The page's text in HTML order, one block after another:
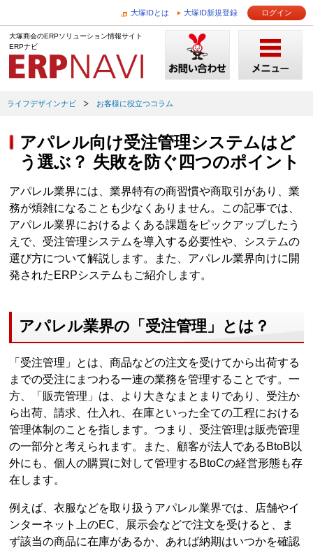
大塚IDとは 大塚ID新規登録 ログイン
大塚商会のERPソリューション情報サイト
ERPナビ
ライフデザインナビ お客様に役立つコラム
アパレル向け受注管理システムはど
う選ぶ？ 失敗を防ぐ四つのポイント
アパレル業界には、業界特有の商習慣や商取引があり、業
務が煩雑になることも少なくありません。この記事では、
アパレル業界におけるよくある課題をピックアップしたう
えで、受注管理システムを導入する必要性や、システムの
選び方について解説します。また、アパレル業界向けに開
発されたERPシステムもご紹介します。
アパレル業界の「受注管理」とは？
「受注管理」とは、商品などの注文を受けてから出荷する
までの受注にまつわる一連の業務を管理することです。一
方、「販売管理」は、より大きなまとまりであり、受注か
ら出荷、請求、仕入れ、在庫といった全ての工程における
管理体制のことを指します。つまり、受注管理は販売管理
の一部分と考えられます。また、顧客が法人であるBtoB以
外にも、個人の購買に対して管理するBtoCの経営形態も存
在します。
例えば、衣服などを取り扱うアパレル業界では、店舗やイ
ンターネット上のEC、展示会などで注文を受けると、ま
ず該当の商品に在庫があるか、あれば納期はいつかを確認